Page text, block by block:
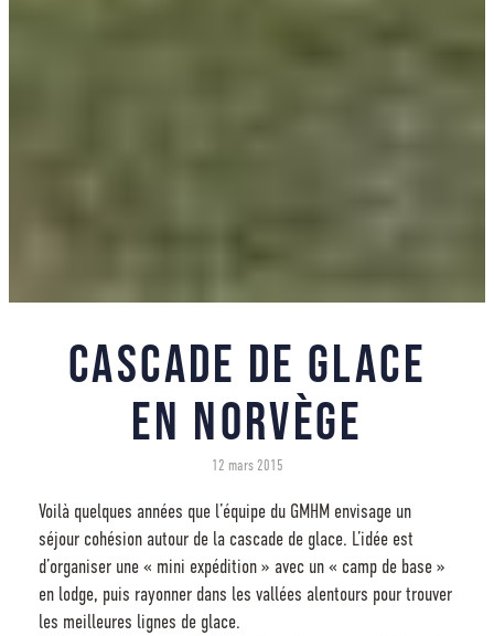
Cascade de glace
en norvège
12 mars 2015
Voilà quelques années que l’équipe du GMHM envisage un
séjour cohésion autour de la cascade de glace. L’idée est
d’organiser une « mini expédition » avec un « camp de base »
en lodge, puis rayonner dans les vallées alentours pour trouver
les meilleures lignes de glace.